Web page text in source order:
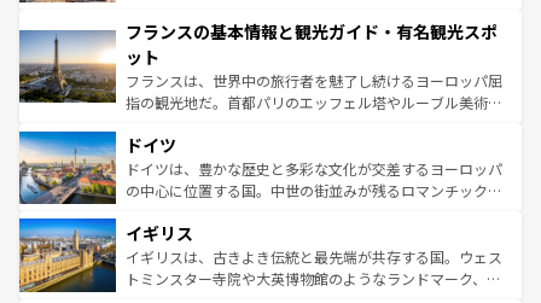
ませてくれるイタリアで、忘れられない旅をしてみよう！
なお、新着のイタリア情報は
しい。
文化が根付くこの国では、情熱的なフラメンコ、熱気あふ
れる闘牛、そして美味しいタパスが生活の一部となってい
る。首都マドリードの洗練された雰囲気や、バルセロナの
アートに溢れた街角から、地方では古代ローマ遺跡や中世
せる。地方によって風土や気候が異なるスペインはその個
性で訪れる人を魅了する。 なお、新着のスペイン情報は コ
ンテンツ一覧を参照してほしい。
フランスの基本情報と観光ガイド・有名観光スポ
ット
フランスは、世界中の旅行者を魅了し続けるヨーロッパ屈
指の観光地だ。首都パリのエッフェル塔やルーブル美術館
で、幅広い魅力が詰まっている。華麗な宮殿、歴史的な大
聖堂、美しいビーチ、そして豊かな自然が、訪れる者を心
から魅了する。また、フランスは美食の国としても知ら
いる。シャンパンの発祥地であるランス、プロヴァンスの
香り高いラベンダー畑など、多彩な楽しみ方が可能だ。さ
らに、パリ以外の地域にも魅力が溢れており、どの街角に
ドイツ
ドイツは、豊かな歴史と多彩な文化が交差するヨーロッパ
の中心に位置する国。中世の街並みが残るロマンチック街
顔を持つこの国は、どこを歩いても飽きることがない。ベ
ルリンの文化的活気、バイエルン州のアルプスの絶景、そ
してライン川沿いのワイン畑といった風景は必見。ビール
イギリス
イギリスは、古きよき伝統と最先端が共存する国。ウェス
トミンスター寺院や大英博物館のようなランドマーク、歴